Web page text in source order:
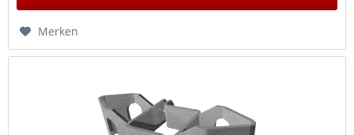
Merken